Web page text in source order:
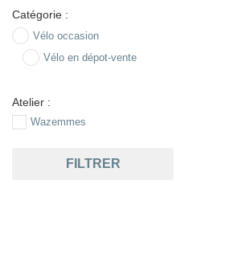
Catégorie :
Vélo occasion
Vélo en dépot-vente
Atelier :
Wazemmes
FILTRER